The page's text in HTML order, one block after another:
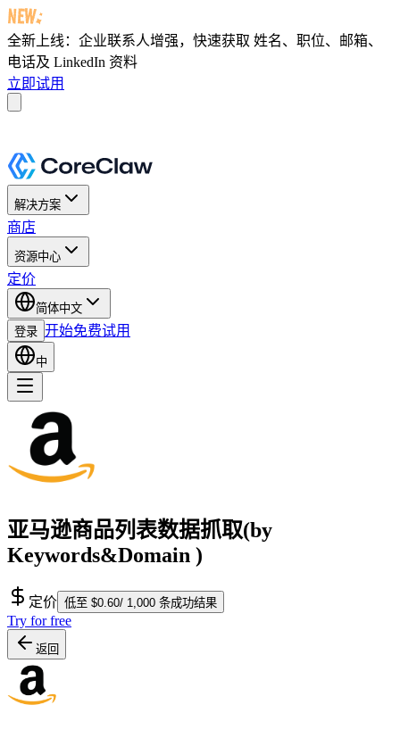
全新上线：企业联系人增强，快速获取 姓名、职位、邮箱、
电话及 LinkedIn 资料
立即试用
解决方案
商店
资源中心
定价
简体中文
登录 开始免费试用
中
亚马逊商品列表数据抓取(by
Keywords&Domain )
定价 低至 $0.60/ 1,000 条成功结果
Try for free
返回